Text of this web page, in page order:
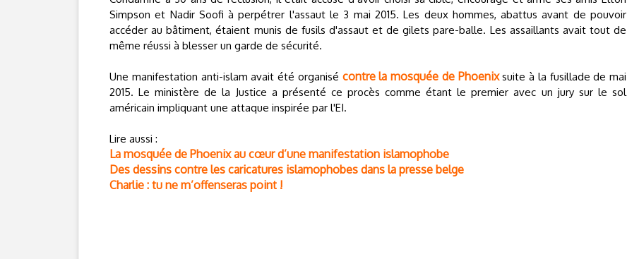
Simpson et Nadir Soofi à perpétrer l'assaut le 3 mai 2015. Les deux hommes, abattus avant de pouvoir
accéder au bâtiment, étaient munis de fusils d'assaut et de gilets pare-balle. Les assaillants avait tout de
même réussi à blesser un garde de sécurité.
Une manifestation anti-islam avait été organisé contre la mosquée de Phoenixsuite à la fusillade de mai
2015. Le ministère de la Justice a présenté ce procès comme étant le premier avec un jury sur le sol
américain impliquant une attaque inspirée par l'EI.
Lire aussi :
La mosquée de Phoenix au cœur d’une manifestation islamophobe
Des dessins contre les caricatures islamophobes dans la presse belge
Charlie : tu ne m’offenseras point !